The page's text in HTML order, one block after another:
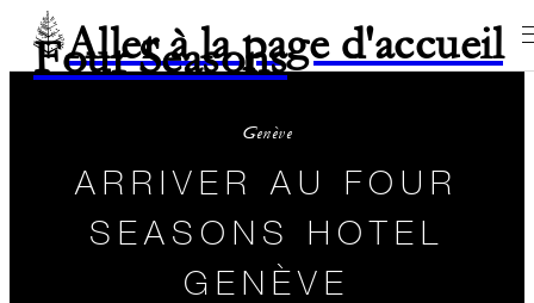
Aller à la page d'accueil
Four Seasons
Genève
ARRIVER AU FOUR
SEASONS HOTEL
GENÈVE